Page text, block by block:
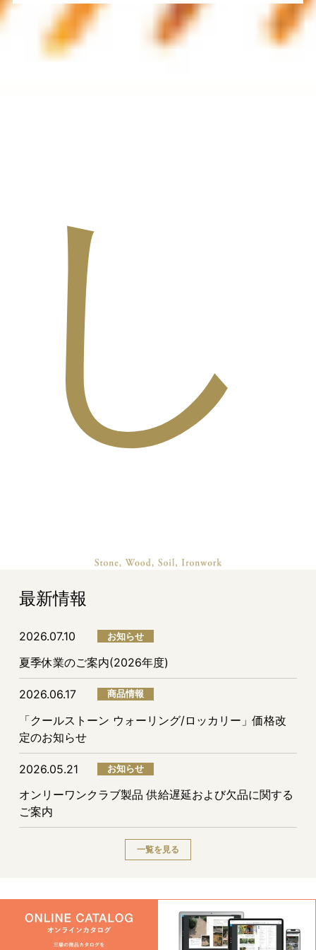
し
最新情報
2026.07.10 お知らせ
夏季休業のご案内(2026年度)
2026.06.17 商品情報
「クールストーン ウォーリング/ロッカリー」価格改
定のお知らせ
2026.05.21 お知らせ
オンリーワンクラブ製品 供給遅延および欠品に関する
ご案内
一覧を見る